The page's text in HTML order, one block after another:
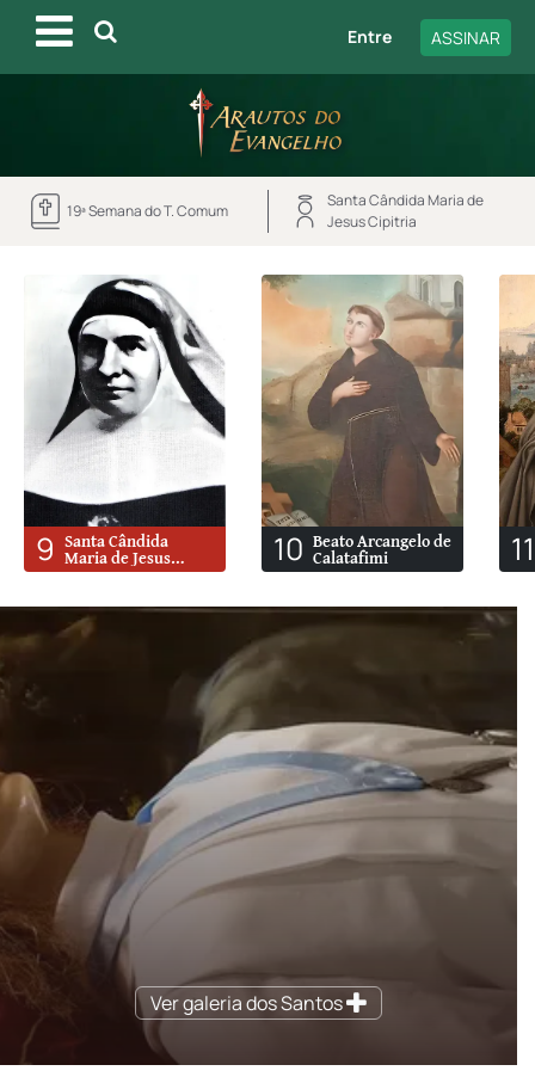
Entre ASSINAR
19ª Semana do T. Comum
Santa Cândida Maria de
Jesus Cipitria
9 Santa Cândida
Maria de Jesus
Cipitria
10 Beato Arcangelo de
Calatafimi 11
Ver galeria dos Santos